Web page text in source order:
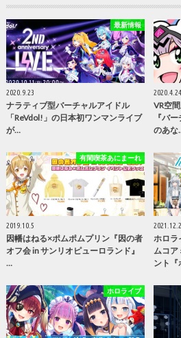
最新情報
2020.9.23
ナラティブ型バーチャルアイドル
「ReVdol!」の日本初ワンマンライブ
が…
2020.4.24
VR空
『バ
のあ
有閑喫茶あにまーれ
2019.10.5
因幡はねる×ポムポムプリン『因の者
オフ会 in サンリオピューロランド』
…
ホロラ
ムコア
ント
ホロライブ